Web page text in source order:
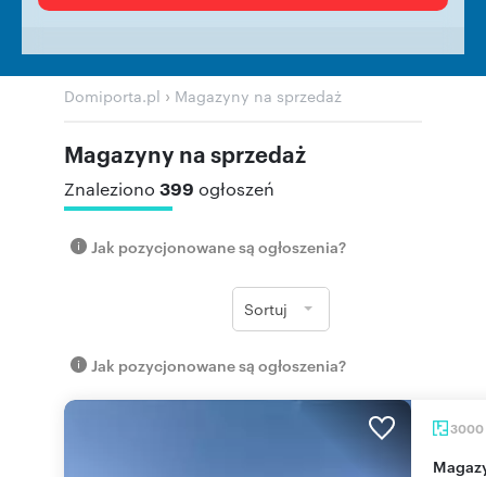
Domiporta.pl › Magazyny na sprzedaż
Magazyny na sprzedaż
Znaleziono 399 ogłoszeń
Jak pozycjonowane są ogłoszenia?
Sortuj
Jak pozycjonowane są ogłoszenia?
3000
Magazyn z biurami 3 000 m², świetna lokalizacja,